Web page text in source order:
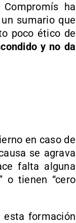
ha
sumario que
poco ético de
y no da
en caso de
se agrava
falta alguna
o tienen “cero
esta formación